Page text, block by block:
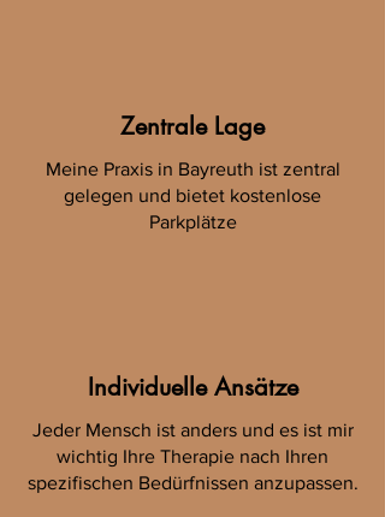
Zentrale Lage
Meine Praxis in Bayreuth ist zentral
gelegen und bietet kostenlose
Parkplätze
Individuelle Ansätze
Jeder Mensch ist anders und es ist mir
wichtig Ihre Therapie nach Ihren
spezifischen Bedürfnissen anzupassen.